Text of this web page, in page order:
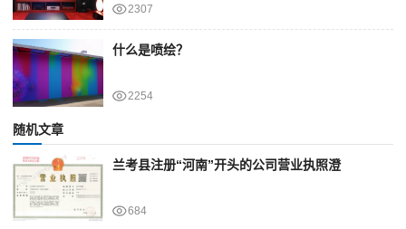
2307
什么是喷绘？
2254
随机文章
兰考县注册“河南”开头的公司营业执照澄
684